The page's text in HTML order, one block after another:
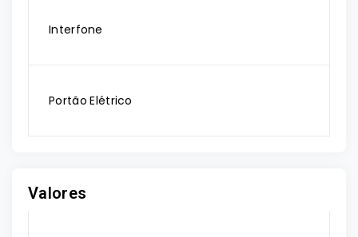
Interfone
Portão Elétrico
Valores